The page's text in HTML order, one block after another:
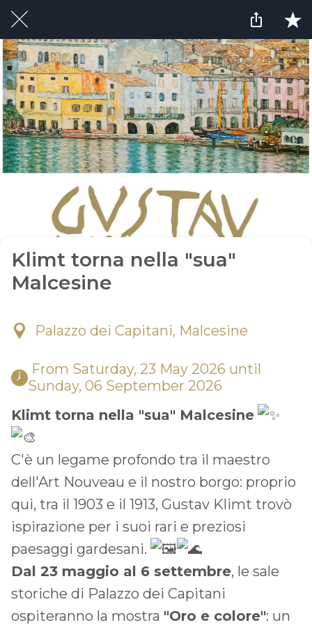
Klimt torna nella "sua"
Malcesine
Palazzo dei Capitani, Malcesine
Sunday, 06 September 2026
Klimt torna nella "sua" Malcesine
C'è un legame profondo tra il maestro
dell'Art Nouveau e il nostro borgo: proprio
qui, tra il 1903 e il 1913, Gustav Klimt trovò
ispirazione per i suoi rari e preziosi
paesaggi gardesani.
Dal 23 maggio al 6 settembre, le sale
storiche di Palazzo dei Capitani
ospiteranno la mostra "Oro e colore": un